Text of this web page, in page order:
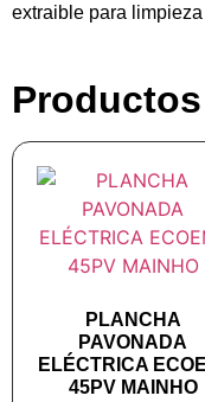
extraible para
PLANCHA
PAVONADA
ELÉCTRICA
45PV MAINHO